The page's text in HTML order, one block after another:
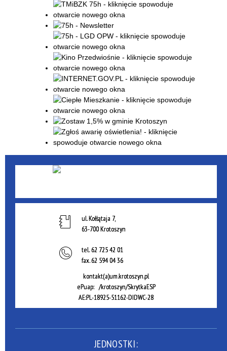
ul. Kołłątaja 7,
63-700 Krotoszyn
tel.62 725 42 01
fax.62 594 04 36
kontakt(a)um.krotoszyn.pl
ePuap: /krotoszyn/SkrytkaESP
AE:PL-18925-51162-DIDWC-28
JEDNOSTKI: